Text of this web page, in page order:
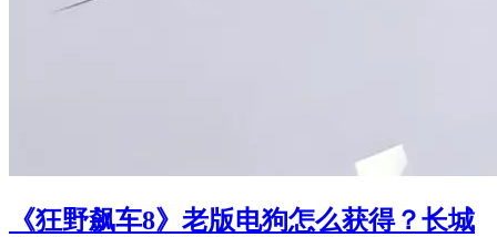
《狂野飙车8》老版电狗怎么获得？长城